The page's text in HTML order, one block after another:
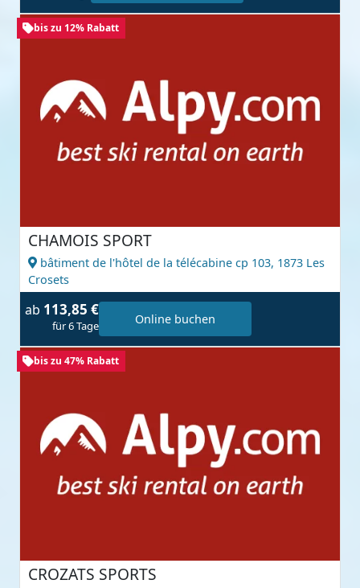
bis zu 12% Rabatt
CHAMOIS SPORT
bâtiment de l'hôtel de la télécabine cp 103, 1873 Les
Crosets
ab 113,85 €
für 6 Tage Online buchen
bis zu 47% Rabatt
CROZATS SPORTS